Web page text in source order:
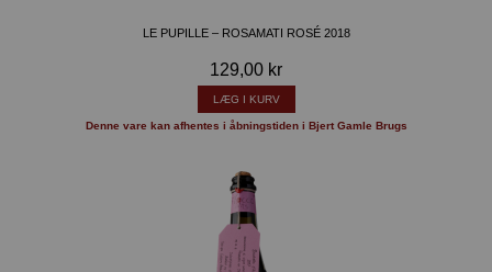
LE PUPILLE – ROSAMATI ROSÉ 2018
129,00 kr
LÆG I KURV
Denne vare kan afhentes i åbningstiden i Bjert Gamle Brugs